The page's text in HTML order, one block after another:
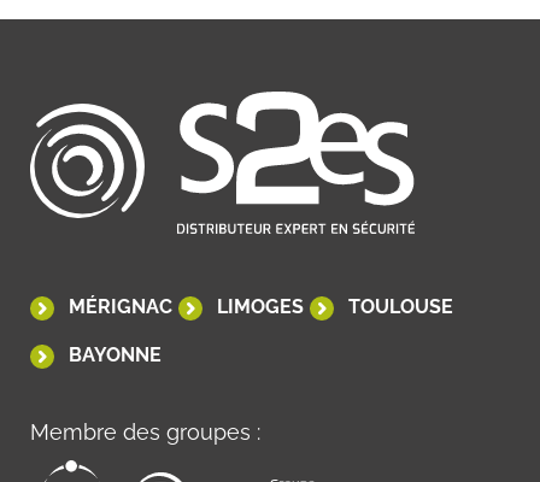
MÉRIGNAC LIMOGES TOULOUSE
BAYONNE
Membre des groupes :